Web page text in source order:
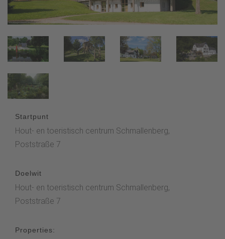
Startpunt
Hout- en toeristisch centrum Schmallenberg,
Poststraße 7
Doelwit
Hout- en toeristisch centrum Schmallenberg,
Poststraße 7
Properties: